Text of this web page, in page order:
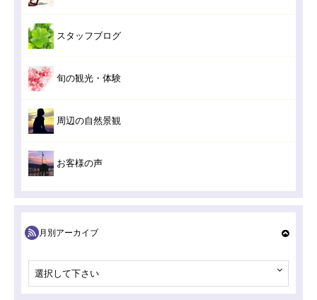
スタッフブログ
旬の観光・体験
周辺の自然景観
お客様の声
月別アーカイブ
選択して下さい